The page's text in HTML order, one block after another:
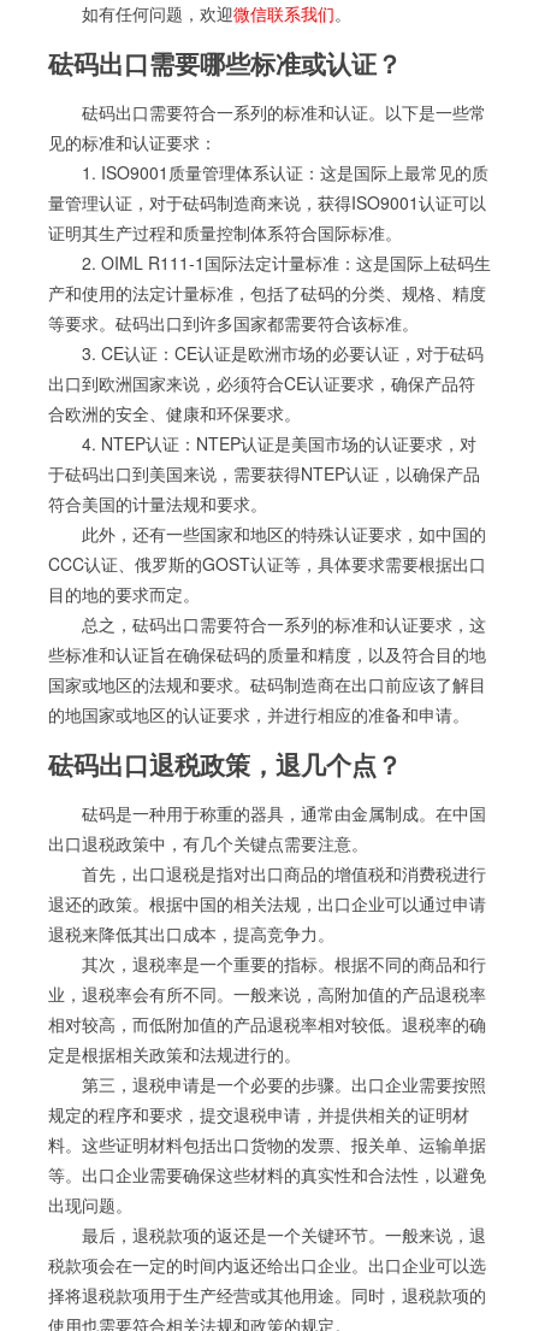
如有任何问题，欢迎微信联系我们。
砝码出口需要哪些标准或认证？
砝码出口需要符合一系列的标准和认证。以下是一些常
见的标准和认证要求：
1. ISO9001质量管理体系认证：这是国际上最常见的质
量管理认证，对于砝码制造商来说，获得ISO9001认证可以
证明其生产过程和质量控制体系符合国际标准。
2. OIML R111-1国际法定计量标准：这是国际上砝码生
产和使用的法定计量标准，包括了砝码的分类、规格、精度
等要求。砝码出口到许多国家都需要符合该标准。
3. CE认证：CE认证是欧洲市场的必要认证，对于砝码
出口到欧洲国家来说，必须符合CE认证要求，确保产品符
合欧洲的安全、健康和环保要求。
4. NTEP认证：NTEP认证是美国市场的认证要求，对
于砝码出口到美国来说，需要获得NTEP认证，以确保产品
符合美国的计量法规和要求。
此外，还有一些国家和地区的特殊认证要求，如中国的
CCC认证、俄罗斯的GOST认证等，具体要求需要根据出口
目的地的要求而定。
总之，砝码出口需要符合一系列的标准和认证要求，这
些标准和认证旨在确保砝码的质量和精度，以及符合目的地
国家或地区的法规和要求。砝码制造商在出口前应该了解目
的地国家或地区的认证要求，并进行相应的准备和申请。
砝码出口退税政策，退几个点？
砝码是一种用于称重的器具，通常由金属制成。在中国
出口退税政策中，有几个关键点需要注意。
首先，出口退税是指对出口商品的增值税和消费税进行
退还的政策。根据中国的相关法规，出口企业可以通过申请
退税来降低其出口成本，提高竞争力。
其次，退税率是一个重要的指标。根据不同的商品和行
业，退税率会有所不同。一般来说，高附加值的产品退税率
相对较高，而低附加值的产品退税率相对较低。退税率的确
定是根据相关政策和法规进行的。
第三，退税申请是一个必要的步骤。出口企业需要按照
规定的程序和要求，提交退税申请，并提供相关的证明材
料。这些证明材料包括出口货物的发票、报关单、运输单据
等。出口企业需要确保这些材料的真实性和合法性，以避免
出现问题。
最后，退税款项的返还是一个关键环节。一般来说，退
税款项会在一定的时间内返还给出口企业。出口企业可以选
择将退税款项用于生产经营或其他用途。同时，退税款项的
使用也需要符合相关法规和政策的规定。